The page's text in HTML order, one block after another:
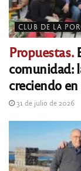
CLUB DE LA
Propuestas.
comunidad:
creciendo
31 de julio de 2026